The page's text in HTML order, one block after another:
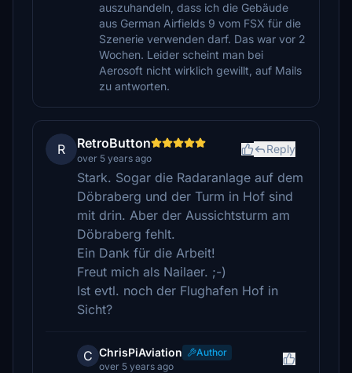
auszuhandeln, dass ich die Gebäude
aus German Airfields 9 vom FSX für die
Szenerie verwenden darf. Das war vor 2
Wochen. Leider scheint man bei
Aerosoft nicht wirklich gewillt, auf Mails
zu antworten.
R RetroButton
over 5 years ago
Reply
Stark. Sogar die Radaranlage auf dem
Döbraberg und der Turm in Hof sind
mit drin. Aber der Aussichtsturm am
Döbraberg fehlt.
Ein Dank für die Arbeit!
Freut mich als Nailaer. ;-)
Ist evtl. noch der Flughafen Hof in
Sicht?
C ChrisPiAviation
Author
over 5 years ago